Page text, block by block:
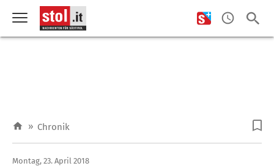
» Chronik
Montag, 23. April 2018